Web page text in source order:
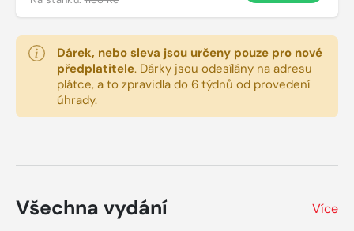
Dárek, nebo sleva jsou určeny pouze pro nové
předplatitele. Dárky jsou odesílány na adresu
plátce, a to zpravidla do 6 týdnů od provedení
úhrady.
Všechna vydání Více